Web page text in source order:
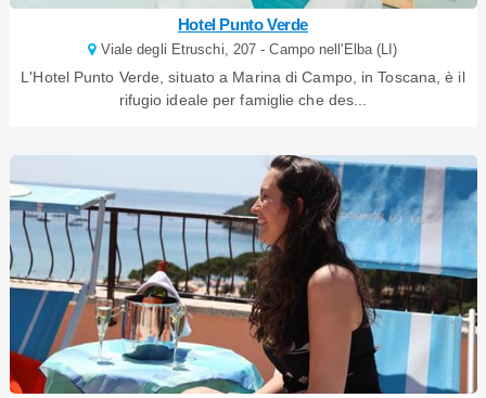
Hotel Punto Verde
Viale degli Etruschi, 207 - Campo nell'Elba (LI)
L'Hotel Punto Verde, situato a Marina di Campo, in Toscana, è il
rifugio ideale per famiglie che des...